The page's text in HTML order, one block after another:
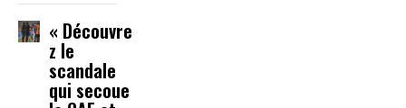
« Découvre
z le
scandale
qui secoue